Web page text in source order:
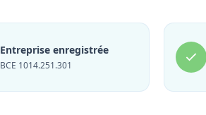
Entreprise enregistrée
BCE 1014.251.301